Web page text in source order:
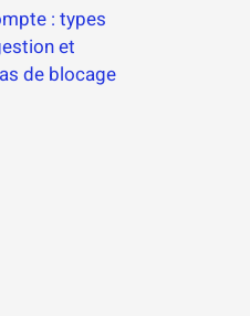
: types
et
de blocage